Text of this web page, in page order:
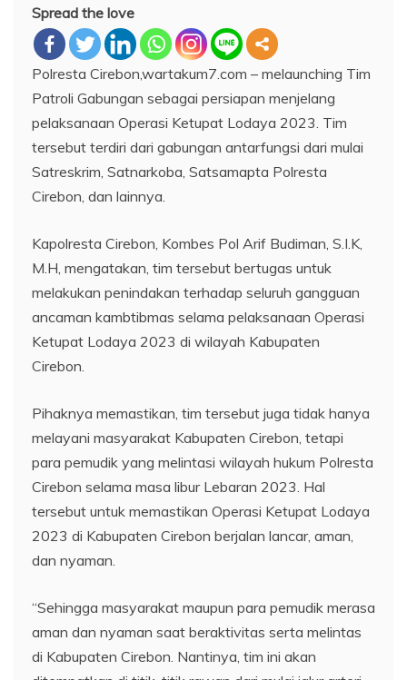
Spread the love
Polresta Cirebon,wartakum7.com – melaunching Tim
Patroli Gabungan sebagai persiapan menjelang
pelaksanaan Operasi Ketupat Lodaya 2023. Tim
tersebut terdiri dari gabungan antarfungsi dari mulai
Satreskrim, Satnarkoba, Satsamapta Polresta
Cirebon, dan lainnya.
Kapolresta Cirebon, Kombes Pol Arif Budiman, S.I.K,
M.H, mengatakan, tim tersebut bertugas untuk
melakukan penindakan terhadap seluruh gangguan
ancaman kambtibmas selama pelaksanaan Operasi
Ketupat Lodaya 2023 di wilayah Kabupaten
Cirebon.
Pihaknya memastikan, tim tersebut juga tidak hanya
melayani masyarakat Kabupaten Cirebon, tetapi
para pemudik yang melintasi wilayah hukum Polresta
Cirebon selama masa libur Lebaran 2023. Hal
tersebut untuk memastikan Operasi Ketupat Lodaya
2023 di Kabupaten Cirebon berjalan lancar, aman,
dan nyaman.
“Sehingga masyarakat maupun para pemudik merasa
aman dan nyaman saat beraktivitas serta melintas
di Kabupaten Cirebon. Nantinya, tim ini akan